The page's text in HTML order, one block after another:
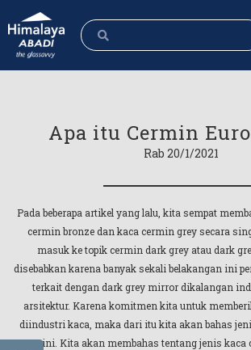
Apa itu Cermin
Rab 20/1/2021
Pada beberapa artikel yang lalu, kita sempat
cermin bronze dan kaca cermin grey secara
masuk ke topik cermin dark grey atau dark
disebabkan karena banyak sekali belakangan ini
terkait dengan dark grey mirror dikalangan
arsitektur. Karena komitmen kita untuk
diindustri kaca, maka dari itu kita akan bahas
satu ini. Kita akan membahas tentang jenis kaca